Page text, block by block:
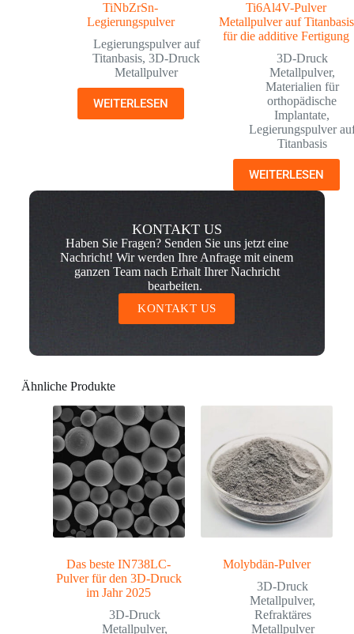
TiNbZrSn-
Legierungspulver
Legierungspulver auf
Titanbasis,3D-Druck
Metallpulver
WEITERLESEN
Ti6Al4V-Pulver
Metallpulver auf Titanbasis
für die additive Fertigung
3D-Druck
Metallpulver,
Materialien für
orthopädische
Implantate,
Legierungspulver
Titanbasis
WEITERLESEN
KONTAKT US
Haben Sie Fragen? Senden Sie uns jetzt eine
Nachricht! Wir werden Ihre Anfrage mit einem
ganzen Team nach Erhalt Ihrer Nachricht
bearbeiten.
KONTAKT US
Ähnliche Produkte
Das beste IN738LC-
Pulver für den 3D-Druck
im Jahr 2025
3D-Druck
Metallpulver,
Molybdän-Pulver
3D-Druck
Metallpulver,
Refraktäres
Metallpulver